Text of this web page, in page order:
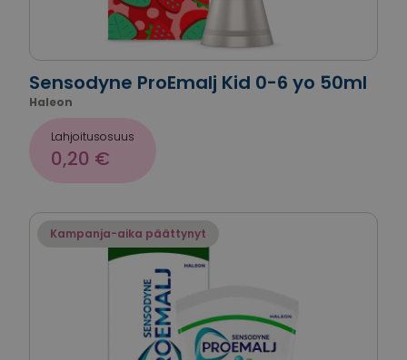
Sensodyne ProEmalj Kid 0-6 yo 50ml
Haleon
Lahjoitusosuus
0,20 €
Kampanja-aika päättynyt